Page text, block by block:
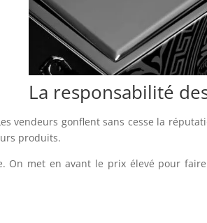
La responsabilité
vendeurs gonflent sans cesse la
produits.
On met en avant le prix élevé pour